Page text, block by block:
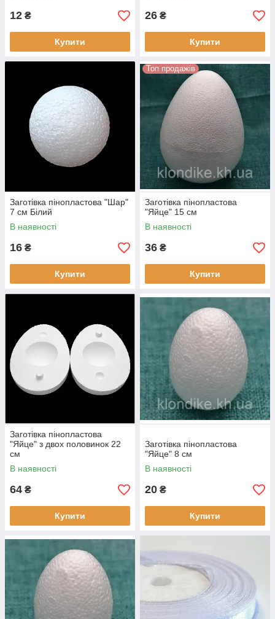
12 ₴
Купити
26 ₴
Купити
Заготівка пінопластова "Шар"
7 см Білий
В наявності
16 ₴
Купити
Топ продажів
Заготівка пінопластова
"Яйце" 15 см
В наявності
36 ₴
Купити
Заготівка пінопластова
"Яйце" з двох половинок 22
см
В наявності
64 ₴
Купити
Заготівка пінопластова
"Яйце" 8 см
В наявності
20 ₴
Купити